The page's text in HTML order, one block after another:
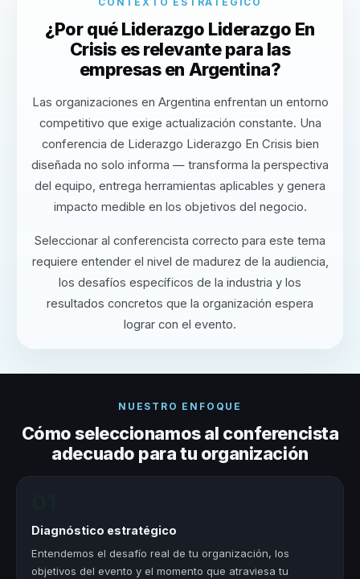
¿Por qué Liderazgo Liderazgo En
Crisis es relevante para las
empresas en Argentina?
Las organizaciones en Argentina enfrentan un entorno
competitivo que exige actualización constante. Una
conferencia de Liderazgo Liderazgo En Crisis bien
diseñada no solo informa — transforma la perspectiva
del equipo, entrega herramientas aplicables y genera
impacto medible en los objetivos del negocio.
Seleccionar al conferencista correcto para este tema
requiere entender el nivel de madurez de la audiencia,
los desafíos específicos de la industria y los
resultados concretos que la organización espera
lograr con el evento.
NUESTRO ENFOQUE
Cómo seleccionamos al conferencista
adecuado para tu organización
Diagnóstico estratégico
Entendemos el desafío real de tu organización, los
objetivos del evento y el momento que atraviesa tu